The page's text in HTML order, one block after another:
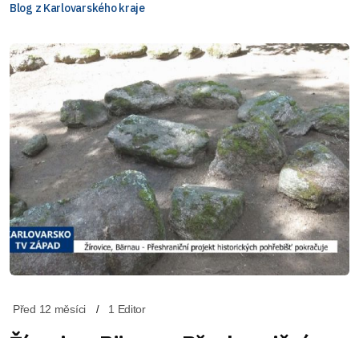
Blog z Karlovarského kraje
Před 12 měsíci 1 Editor